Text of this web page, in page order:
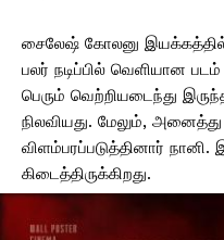
சைலேஷ் கோலனு இயக்கத்தில்
பலர் நடிப்பில் வெளியான
பெரும் வெற்றியடைந்து
நிலவியது. மேலும்,
விளம்பரப்படுத்தினார்
கிடைத்திருக்கிறது.